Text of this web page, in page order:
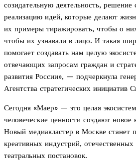
созидательную деятельность, решение
реализацию идей, которые делают
их примеры тиражировать, чтобы о
чтобы их узнавали в лицо. И такая
помогает создавать нам целую
отвечающих запросам граждан и
развития России», — подчеркнула
Агентства стратегических инициатив
Сегодня «Маер» — это целая
человеческие ценности создают новое
Новый медиакластер в Москве станет
креативных индустрий,
театральных постановок.